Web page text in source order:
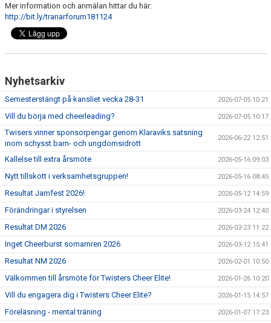
Mer information och anmälan hittar du här:
http://bit.ly/tranarforum181124
Nyhetsarkiv
Semesterstängt på kansliet vecka 28-31 2026-07-05 10:21
Vill du börja med cheerleading? 2026-07-05 10:17
Twisers vinner sponsorpengar genom Klaraviks satsning
inom schysst barn- och ungdomsidrott
2026-06-22 12:51
Kallelse till extra årsmöte 2026-05-16 09:03
Nytt tillskott i verksamhetsgruppen! 2026-05-16 08:45
Resultat Jamfest 2026! 2026-05-12 14:59
Förändringar i styrelsen 2026-03-24 12:40
Resultat DM 2026 2026-03-23 11:22
Inget Cheerburst somamren 2026 2026-03-12 15:41
Resultat NM 2026 2026-02-01 10:50
Välkommen till årsmöte för Twisters Cheer Elite! 2026-01-26 10:20
Vill du engagera dig i Twisters Cheer Elite? 2026-01-15 14:57
Föreläsning - mental träning 2026-01-07 17:23